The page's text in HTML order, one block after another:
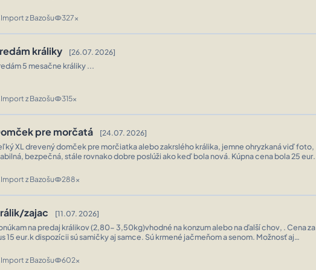
Import z Bazošuvisibility327x
králiky [26.07. 2026]
5 mesačne králiky ...
Import z Bazošuvisibility315x
pre morčatá [24.07. 2026]
XL drevený domček pre morčiatka alebo zakrslého králika, jemne ohryzkaná viď foto,
bezpečná, stále rovnako dobre poslúži ako keď bola nová. Kúpna cena bola 25 eur.
Import z Bazošuvisibility288x
zajac [11.07. 2026]
na predaj králikov (2,80- 3,50kg)vhodné na konzum alebo na ďalší chov, . Cena za
15 eur.k dispozícii sú samičky aj samce. Sú krmené jačmeňom a senom. Možnosť aj
Import z Bazošuvisibility602x